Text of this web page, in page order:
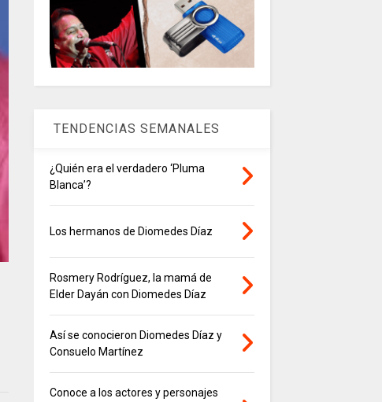
TENDENCIAS SEMANALES
¿Quién era el verdadero ‘Pluma
Blanca’?
Los hermanos de Diomedes Díaz
Rosmery Rodríguez, la mamá de
Elder Dayán con Diomedes Díaz
Así se conocieron Diomedes Díaz y
Consuelo Martínez
Conoce a los actores y personajes